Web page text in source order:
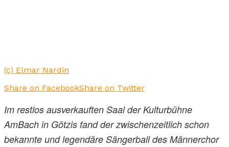
(c) Elmar Nardin
Share on FacebookShare on Twitter
Im restlos ausverkauften Saal der Kulturbühne
AmBach in Götzis fand der zwischenzeitlich schon
bekannte und legendäre Sängerball des Männerchor